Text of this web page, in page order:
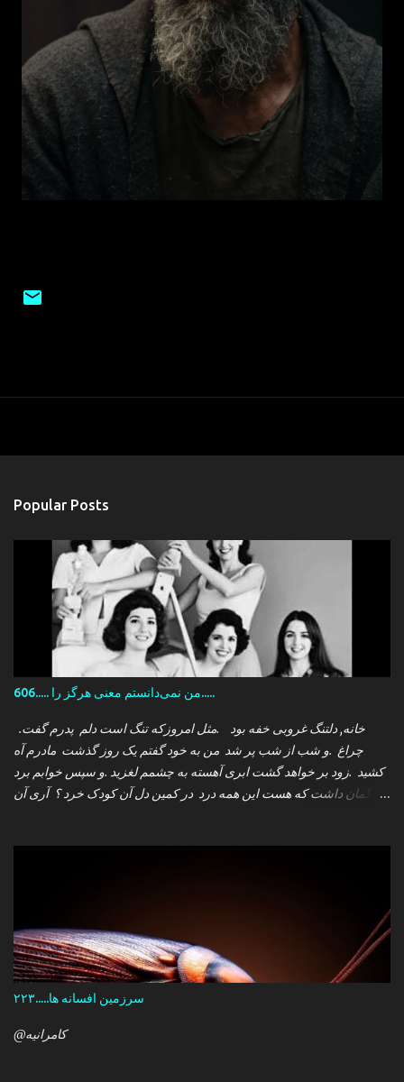
Popular Posts
606..... من نمی‌دانستم معنی هرگز را.....
.خانه, دلتنگ غروبی خفه بود .مثل امروزکه تنگ است دلم پدرم گفت
چراغ .و شب از شب پر شد من به خود گفتم یک روز گذشت مادرم آه
کشید .زود بر خواهد گشت ابری آهسته به چشمم لغزید .و سپس خوابم برد
که گمان داشت که هست این همه درد در کمین دل آن کودک خرد ؟ آری آن
سرزمین افسانه ها.....۲۲۳
@کامرانیه